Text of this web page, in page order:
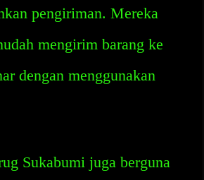
pengiriman. Mereka
mengirim barang ke
dengan menggunakan
Sukabumi juga berguna